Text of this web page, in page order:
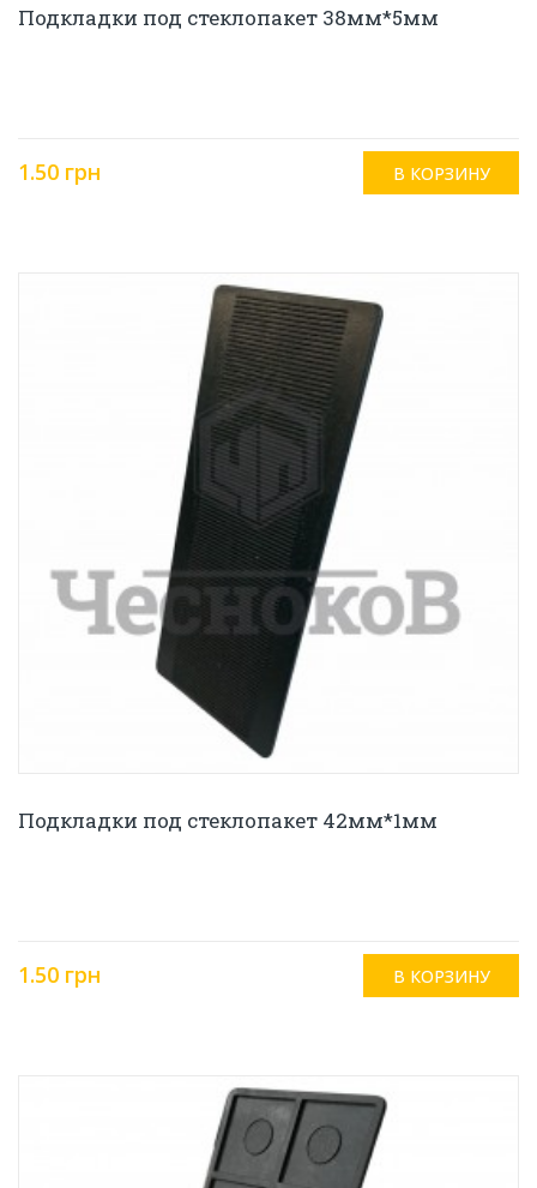
Подкладки под стеклопакет 38мм*5мм
1.50 грн
Подкладки под стеклопакет 42мм*1мм
1.50 грн